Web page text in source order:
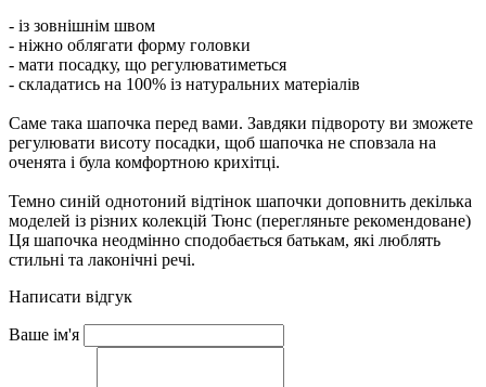
- із зовнішнім швом
- ніжно облягати форму головки
- мати посадку, що регулюватиметься
- складатись на 100% із натуральних матеріалів
Саме така шапочка перед вами. Завдяки підвороту ви зможете
регулювати висоту посадки, щоб шапочка не сповзала на
оченята і була комфортною крихітці.
Темно синій однотоний відтінок шапочки доповнить декілька
моделей із різних колекцій Тюнс (перегляньте рекомендоване)
Ця шапочка неодмінно сподобається батькам, які люблять
стильні та лаконічні речі.
Написати відгук
Ваше ім'я